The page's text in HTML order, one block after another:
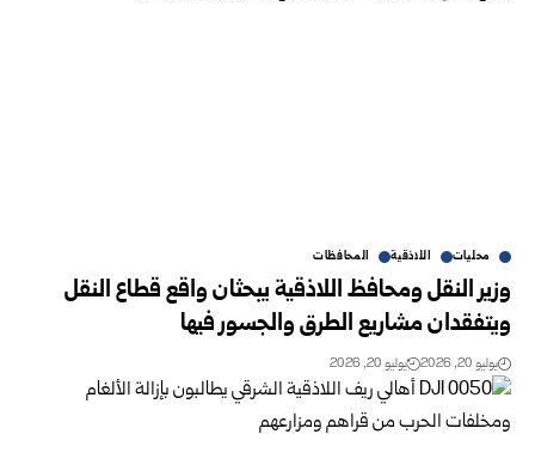
محليات اللاذقية المحافظات
وزير النقل ومحافظ اللاذقية يبحثان واقع قطاع النقل
ويتفقدان مشاريع الطرق والجسور فيها
يوليو 20, 2026 يوليو 20, 2026